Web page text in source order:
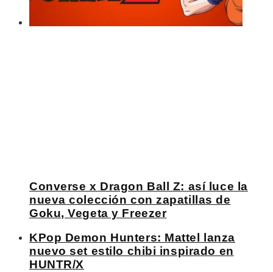
Converse x Dragon Ball Z: así luce la
nueva colección con zapatillas de
Goku, Vegeta y Freezer
KPop Demon Hunters: Mattel lanza
nuevo set estilo chibi inspirado en
HUNTR/X